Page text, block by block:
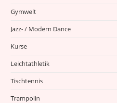
Gymwelt
Jazz- / Modern Dance
Kurse
Leichtathletik
Tischtennis
Trampolin